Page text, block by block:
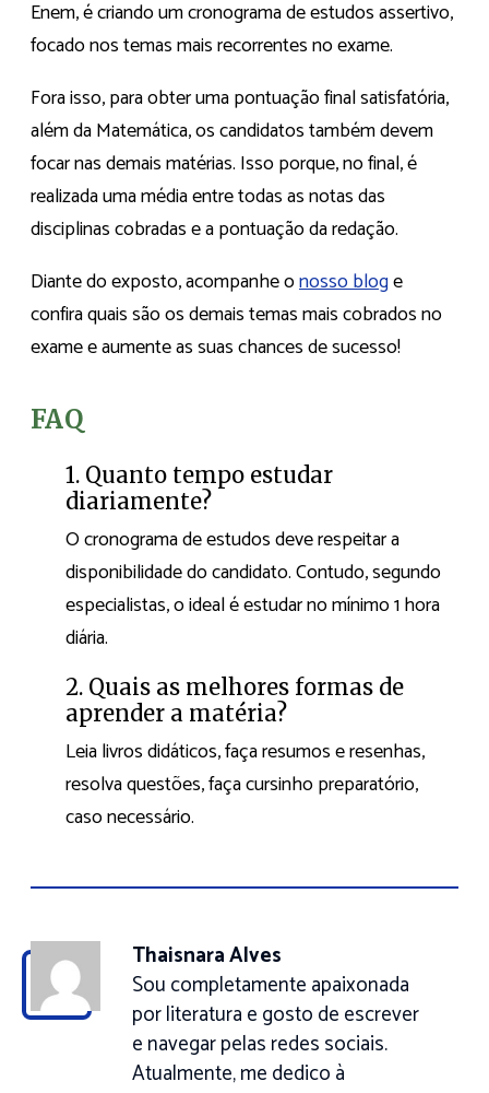
Enem, é criando um cronograma de estudos assertivo,
focado nos temas mais recorrentes no exame.
Fora isso, para obter uma pontuação final satisfatória,
além da Matemática, os candidatos também devem
focar nas demais matérias. Isso porque, no final, é
realizada uma média entre todas as notas das
disciplinas cobradas e a pontuação da redação.
Diante do exposto, acompanhe onosso bloge
confira quais são os demais temas mais cobrados no
exame e aumente as suas chances de sucesso!
FAQ
1. Quanto tempo estudar
diariamente?
O cronograma de estudos deve respeitar a
disponibilidade do candidato. Contudo, segundo
especialistas, o ideal é estudar no mínimo 1 hora
diária.
2. Quais as melhores formas de
aprender a matéria?
Leia livros didáticos, faça resumos e resenhas,
resolva questões, faça cursinho preparatório,
caso necessário.
Thaisnara Alves
Sou completamente apaixonada
por literatura e gosto de escrever
e navegar pelas redes sociais.
Atualmente, me dedico à